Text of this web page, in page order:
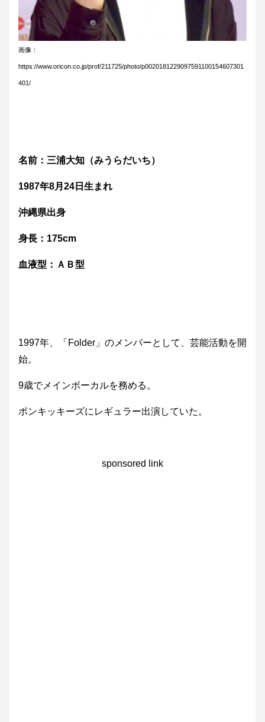
画像：
https://www.oricon.co.jp/prof/211725/photo/p0020181229097591100154607301
401/
名前：三浦大知（みうらだいち）
1987年8月24日生まれ
沖縄県出身
身長：175cm
血液型：ＡＢ型
1997年、「Folder」のメンバーとして、芸能活動を開
始。
9歳でメインボーカルを務める。
ポンキッキーズにレギュラー出演していた。
sponsored link